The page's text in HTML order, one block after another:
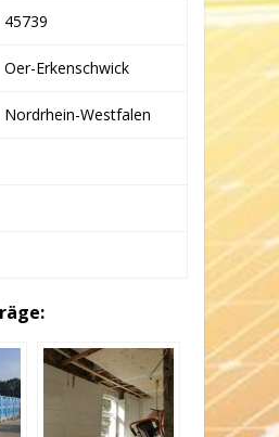
45739
Oer-Erkenschwick
Nordrhein-Westfalen